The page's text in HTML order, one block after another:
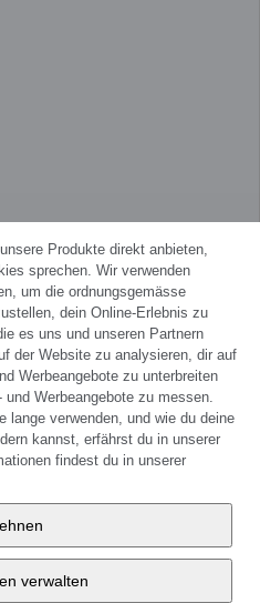
Produkte direkt anbieten,
sprechen. Wir verwenden
um die ordnungsgemässe
dein Online-Erlebnis zu
es uns und unseren Partnern
der Website zu analysieren, dir auf
Werbeangebote zu unterbreiten
Werbeangebote zu messen.
lange verwenden, und wie du deine
kannst, erfährst du in unserer
findest du in unserer
verwalten